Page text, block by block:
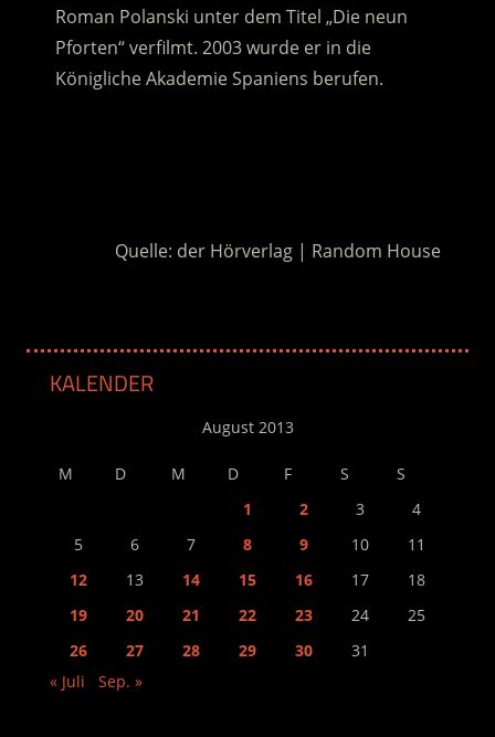
Roman Polanski unter dem Titel „Die neun
Pforten“ verfilmt. 2003 wurde er in die
Königliche Akademie Spaniens berufen.
Quelle: der Hörverlag | Random House
KALENDER
August 2013
M D M D F S
S
1
2 3
4
5
6 7 8 9 10
11
12
13 14 15 16 17
18
19
20 21 22 23 24
25
26
27 28 29 30
31
« Juli
Sep. »